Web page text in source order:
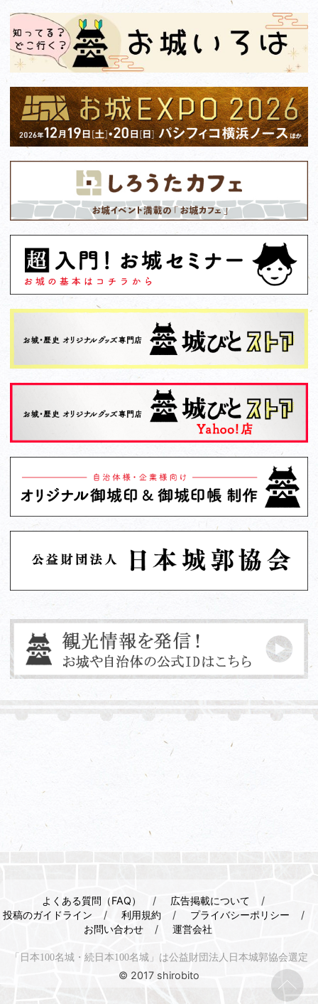
よくある質問（FAQ）
広告掲載について
投稿のガイドライン
利用規約
プライバシーポリシー
お問い合わせ
運営会社
「日本100名城・続日本100名城」は公益財団法人日本城郭協会選定
© 2017 shirobito